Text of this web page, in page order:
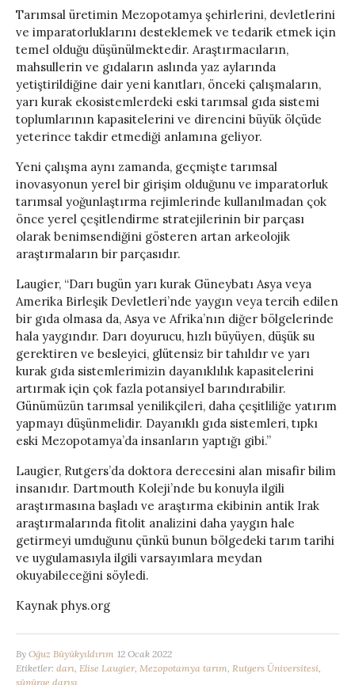
Tarımsal üretimin Mezopotamya şehirlerini, devletlerini
ve imparatorluklarını desteklemek ve tedarik etmek için
temel olduğu düşünülmektedir. Araştırmacıların,
mahsullerin ve gıdaların aslında yaz aylarında
yetiştirildiğine dair yeni kanıtları, önceki çalışmaların,
yarı kurak ekosistemlerdeki eski tarımsal gıda sistemi
toplumlarının kapasitelerini ve direncini büyük ölçüde
yeterince takdir etmediği anlamına geliyor.
Yeni çalışma aynı zamanda, geçmişte tarımsal
inovasyonun yerel bir girişim olduğunu ve imparatorluk
tarımsal yoğunlaştırma rejimlerinde kullanılmadan çok
önce yerel çeşitlendirme stratejilerinin bir parçası
olarak benimsendiğini gösteren artan arkeolojik
araştırmaların bir parçasıdır.
Laugier, “Darı bugün yarı kurak Güneybatı Asya veya
Amerika Birleşik Devletleri’nde yaygın veya tercih edilen
bir gıda olmasa da, Asya ve Afrika’nın diğer bölgelerinde
hala yaygındır. Darı doyurucu, hızlı büyüyen, düşük su
gerektiren ve besleyici, glütensiz bir tahıldır ve yarı
kurak gıda sistemlerimizin dayanıklılık kapasitelerini
artırmak için çok fazla potansiyel barındırabilir.
Günümüzün tarımsal yenilikçileri, daha çeşitliliğe yatırım
yapmayı düşünmelidir. Dayanıklı gıda sistemleri, tıpkı
eski Mezopotamya’da insanların yaptığı gibi.”
Laugier, Rutgers’da doktora derecesini alan misafir bilim
insanıdır. Dartmouth Koleji’nde bu konuyla ilgili
araştırmasına başladı ve araştırma ekibinin antik Irak
araştırmalarında fitolit analizini daha yaygın hale
getirmeyi umduğunu çünkü bunun bölgedeki tarım tarihi
ve uygulamasıyla ilgili varsayımlara meydan
okuyabileceğini söyledi.
Kaynak phys.org
By Oğuz Büyükyıldırım 12 Ocak 2022
Etiketler: darı Elise Laugier, Mezopotamya tarım Rutgers Üniversitesi
süpürge darısı